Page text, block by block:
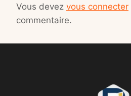
Vous devez vous connecter
commentaire.